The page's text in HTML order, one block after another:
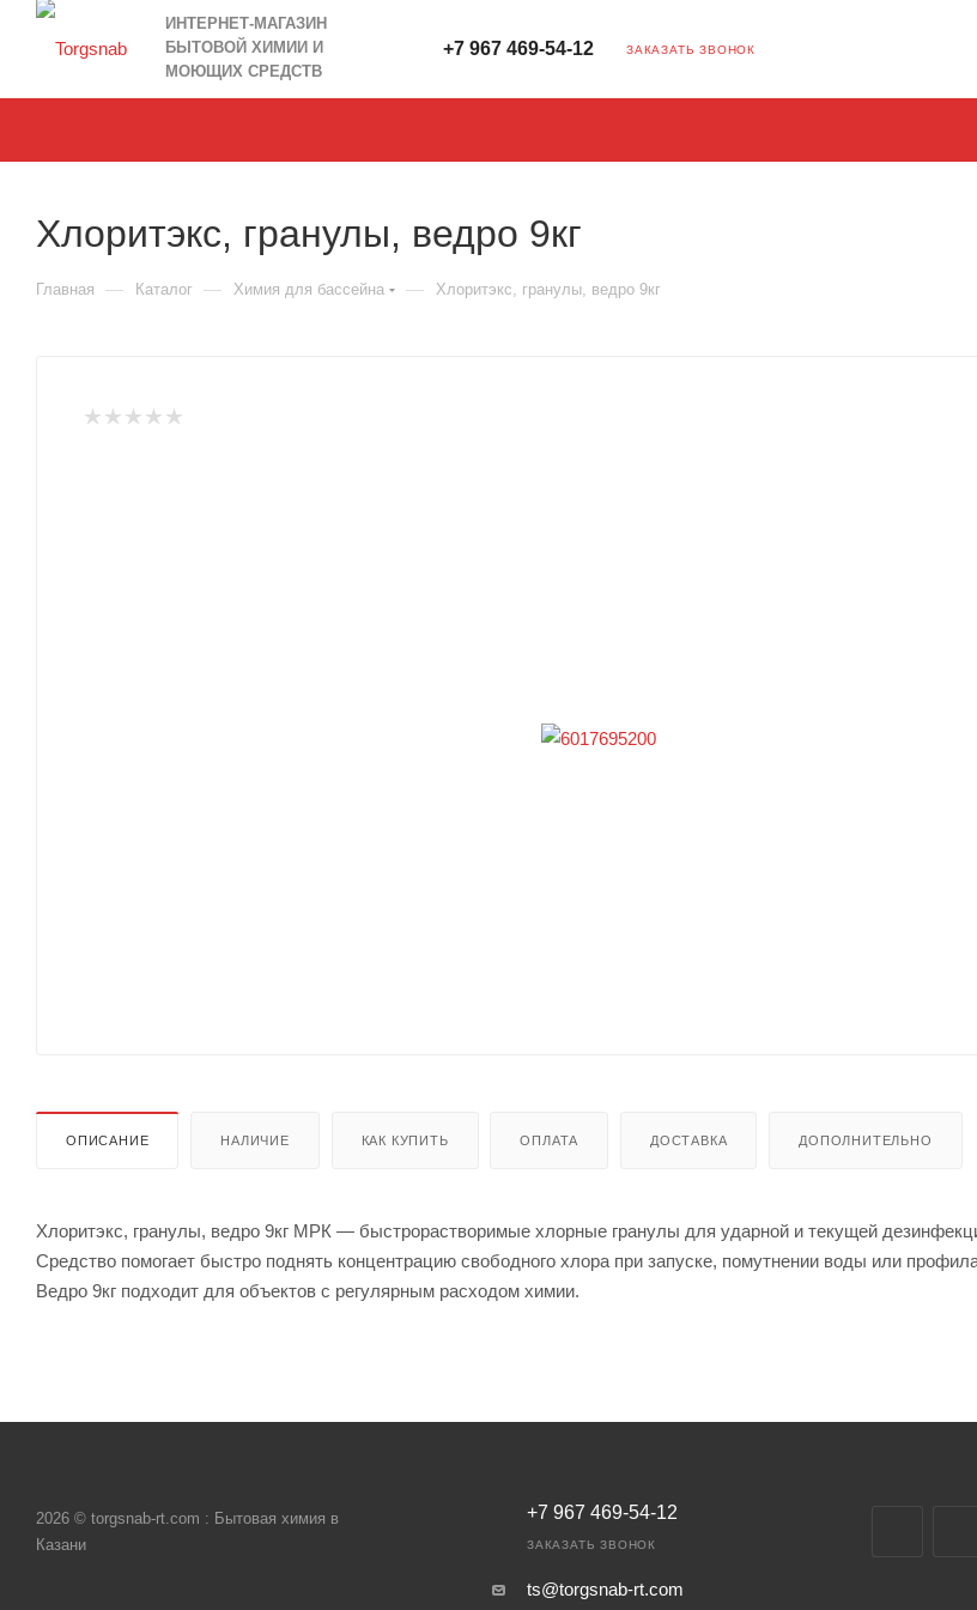
ИНТЕРНЕТ-МАГАЗИН
БЫТОВОЙ ХИМИИ И
МОЮЩИХ СРЕДСТВ
+7 967 469-54-12 ЗАКАЗАТЬ ЗВОНОК
Хлоритэкс, гранулы, ведро 9кг
Главная — Каталог — Химия для бассейна — Хлоритэкс, гранулы, ведро 9кг
ОПИСАНИЕ НАЛИЧИЕ КАК КУПИТЬ ОПЛАТА ДОСТАВКА ДОПОЛНИТЕЛЬНО
Хлоритэкс, гранулы, ведро 9кг МРК — быстрорастворимые хлорные гранулы для ударной и текущей
Средство помогает быстро поднять концентрацию свободного хлора при запуске, помутнении воды или
Ведро 9кг подходит для объектов с регулярным расходом химии.
2026 © torgsnab-rt.com : Бытовая химия в
Казани
+7 967 469-54-12
ЗАКАЗАТЬ ЗВОНОК
ts@torgsnab-rt.com